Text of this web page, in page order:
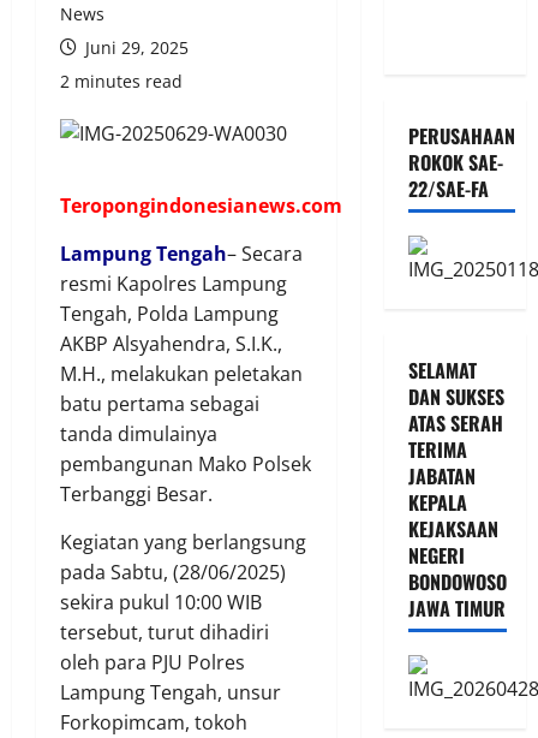
News
Juni 29, 2025
2 minutes read
Teropongindonesianews.com
Lampung Tengah– Secara
resmi Kapolres Lampung
Tengah, Polda Lampung
AKBP Alsyahendra, S.I.K.,
M.H., melakukan peletakan
batu pertama sebagai
tanda dimulainya
pembangunan Mako Polsek
Terbanggi Besar.
Kegiatan yang berlangsung
pada Sabtu, (28/06/2025)
sekira pukul 10:00 WIB
tersebut, turut dihadiri
oleh para PJU Polres
Lampung Tengah, unsur
Forkopimcam, tokoh
PERUSAHAAN
ROKOK SAE-
22/SAE-FA
SELAMAT
DAN SUKSES
ATAS SERAH
TERIMA
JABATAN
KEPALA
KEJAKSAAN
NEGERI
BONDOWOSO
JAWA TIMUR